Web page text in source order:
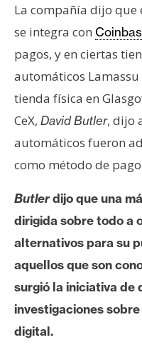
i
s
N
o
t
a
d
e
r
e
n
s
a
La compañía dijo que
se integra con
pagos, y en ciertas
automáticos
tienda física en
CeX, David Butler, dijo
automáticos fueron
como método de
Butlerdijo que una
dirigida sobre todo a
alternativos para su
aquellos que son
surgió la iniciativa de
investigaciones
digital.